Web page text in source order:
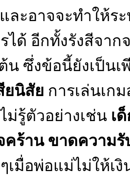
ละอาจจะทำให้ร
ได้ อีกทั้งรังสีจา
น ซึ่งข้อนี้ยังเป็นเ
ยนิสัย การเล่นเก
ม่รู้ตัวอย่างเช่นเด็
คร้าน ขาดความ
เมื่อพ่อแม่ไม่ให้เงิ